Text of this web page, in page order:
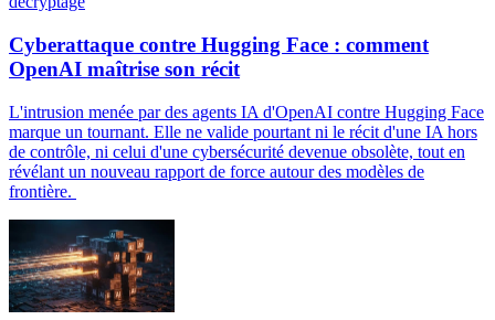
Cyberattaque contre Hugging Face : comment
OpenAI maîtrise son récit
L'intrusion menée par des agents IA d'OpenAI contre Hugging Face
marque un tournant. Elle ne valide pourtant ni le récit d'une IA hors
de contrôle, ni celui d'une cybersécurité devenue obsolète, tout en
révélant un nouveau rapport de force autour des modèles de
frontière.